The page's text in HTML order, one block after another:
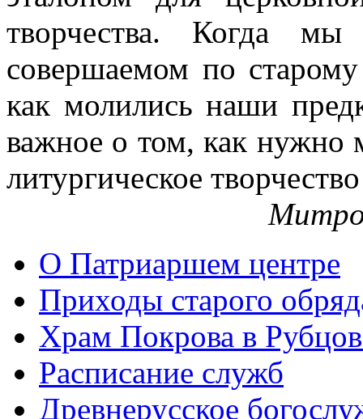
творчества. Когда мы
совершаемом по
как молились наши
важное о том, как нужно
литургическое
О Патриаршем центре
Приходы старого
Храм Покрова в
Расписание служб
Древнерусское